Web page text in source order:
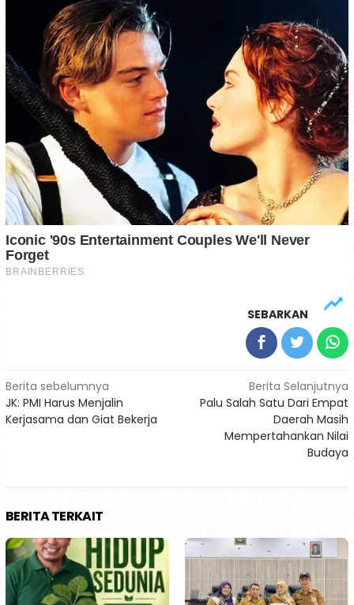
SEBARKAN
Navigasi
pos
Berita sebelumnya
JK: PMI Harus Menjalin
Kerjasama dan Giat Bekerja
Berita Selanjutnya
Palu Salah Satu Dari Empat
Daerah Masih
Mempertahankan Nilai
Budaya
BERITA TERKAIT